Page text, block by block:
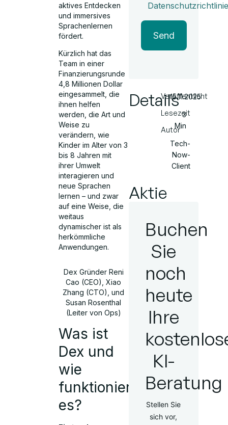
aktives Entdecken
und immersives
Sprachenlernen
fördert.
Kürzlich hat das
Team in einer
Finanzierungsrunde
4,8 Millionen Dollar
eingesammelt, die
ihnen helfen
werden, die Art und
Weise zu
verändern, wie
Kinder im Alter von 3
bis 8 Jahren mit
ihrer Umwelt
interagieren und
neue Sprachen
lernen – und zwar
auf eine Weise, die
weitaus
dynamischer ist als
herkömmliche
Anwendungen.
Dex Gründer Reni
Cao (CEO), Xiao
Zhang (CTO), und
Susan Rosenthal
(Leiter von Ops)
Was ist
Dex und
wie
funktioniert
es?
Datenschutzrichtlinie
Send
DetailsVeröffentlicht
Lesezeit
Autor
15.11.2025
3
Min
Tech-
Now-
Client
Aktie
Buchen
Sie
noch
heute
Ihre
KI-
Beratung
Stellen Sie
sich vor,